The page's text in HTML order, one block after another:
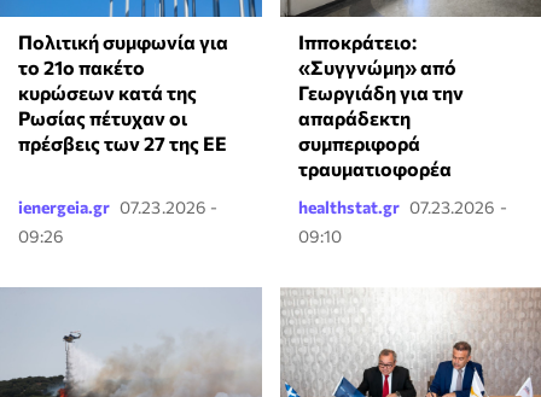
Πολιτική συμφωνία για
το 21ο πακέτο
κυρώσεων κατά της
Ρωσίας πέτυχαν οι
πρέσβεις των 27 της ΕΕ
ienergeia.gr 07.23.2026 -
09:26
Ιπποκράτειο:
«Συγγνώμη» από
Γεωργιάδη για την
απαράδεκτη
συμπεριφορά
τραυματιοφορέα
healthstat.gr 07.23.2026 -
09:10